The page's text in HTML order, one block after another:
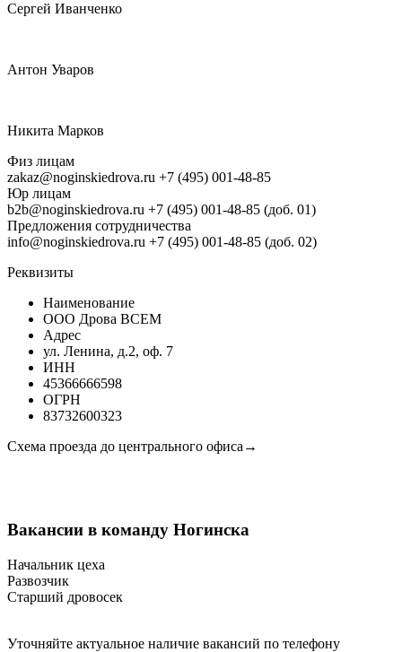
Сергей Иванченко
Антон Уваров
Никита Марков
Физ лицам
zakaz@noginskiedrova.ru +7 (495) 001-48-85
Юр лицам
b2b@noginskiedrova.ru +7 (495) 001-48-85 (доб. 01)
Предложения сотрудничества
info@noginskiedrova.ru +7 (495) 001-48-85 (доб. 02)
Реквизиты
Наименование
ООО Дрова ВСЕМ
Адрес
ул. Ленина, д.2, оф. 7
ИНН
45366666598
ОГРН
83732600323
Схема проезда до центрального офиса→
Вакансии в команду Ногинска
Начальник цеха
Развозчик
Старший дровосек
Уточняйте актуальное наличие вакансий по телефону